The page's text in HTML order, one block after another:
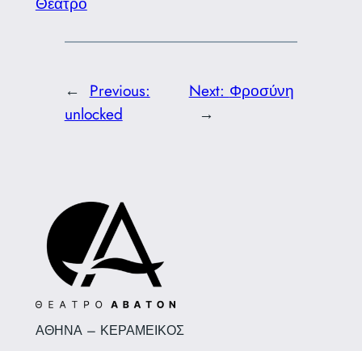
← Previous:
unlocked
Next: Φροσύνη
→
ΑΘΗΝΑ – ΚΕΡΑΜΕΙΚΟΣ